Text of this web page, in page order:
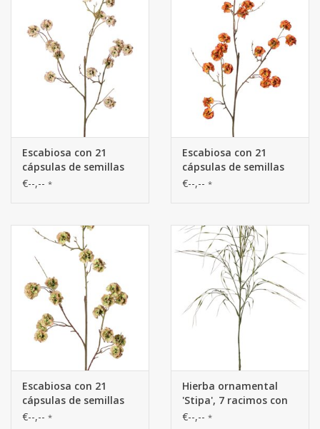
Escabiosa con 21
cápsulas de semillas
de poliéster, Ø 3 cm,
€--,-- *
Escabiosa con 21
cápsulas de semillas
de poliéster, Ø 3 cm,
€--,-- *
Escabiosa con 21
cápsulas de semillas
de poliéster, Ø 3 cm,
€--,-- *
Hierba ornamental
'Stipa', 7 racimos con
hojas, 78 cm, artículo
€--,-- *